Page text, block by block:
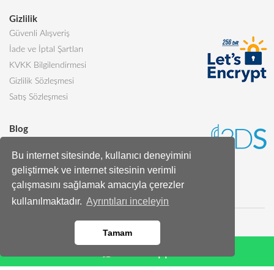
Bu internet sitesinde, kullanıcı deneyimini
geliştirmek ve internet sitesinin verimli
çalışmasını sağlamak amacıyla çerezler
kullanılmaktadır. Ayrıntıları inceleyin
Tamam
Gizlilik
Güvenli Alışveriş
İade ve İptal Şartları
KVKK Bilgilendirmesi
Gizlilik Sözleşmesi
Satış Sözleşmesi
Blog
Butik Pasta Nedir?
Tüm Blog Yazıları